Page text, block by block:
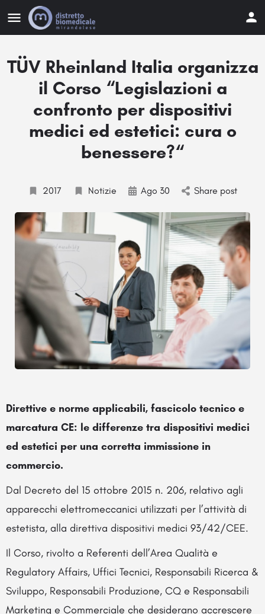
TÜV Rheinland Italia organizza
il Corso “Legislazioni a
confronto per dispositivi
medici ed estetici: cura o
benessere?“
2017 Notizie Ago 30 Share post
Direttive e norme applicabili, fascicolo tecnico e
marcatura CE: le differenze tra dispositivi medici
ed estetici per una corretta immissione in
commercio.
Dal Decreto del 15 ottobre 2015 n. 206, relativo agli
apparecchi elettromeccanici utilizzati per l’attività di
estetista, alla direttiva dispositivi medici 93/42/CEE.
Il Corso, rivolto a Referenti dell’Area Qualità e
Regulatory Affairs, Uffici Tecnici, Responsabili Ricerca &
Sviluppo, Responsabili Produzione, CQ e Responsabili
Marketing e Commerciale che desiderano accrescere